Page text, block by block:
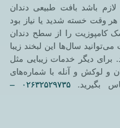
لازم باشد بافت طبیعی دندان
وقت خسته شدید یا نیاز بود
کامپوزیت را از سطح دندان
سال‌ها این لبخند زیبا
برای دیگر خدمات زیبایی مثل
و لوکش و آنله با شماره‌های
بگیرید.
۰۲۶۳۲۵۲۹۷۳۵ –